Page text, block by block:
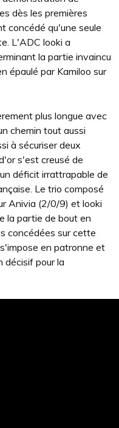
dès les premières
concédé qu'une seule
L'ADC looki a
la partie invaincu
épaulé par Kamiloo sur
plus longue avec
chemin tout aussi
à sécuriser deux
s'est creusé de
déficit irrattrapable de
Le trio composé
Anivia (2/0/9) et looki
la partie de bout en
concédées sur cette
en patronne et
décisif pour la